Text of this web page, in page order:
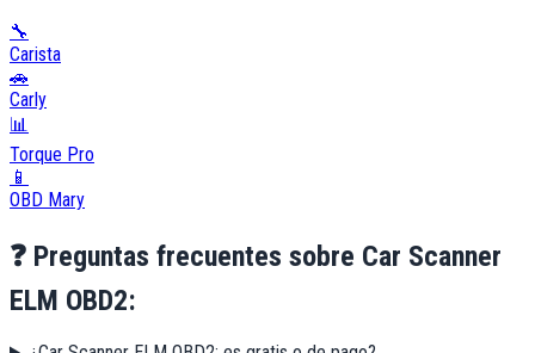
🔧
Carista
🚗
Carly
📊
Torque Pro
📱
OBD Mary
❓ Preguntas frecuentes sobre Car Scanner
ELM OBD2: